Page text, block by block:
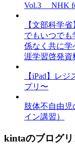
Vol.3 NHK
【文部科学
でもいつで
係なく共に学
涯学習啓発資
【iPad】レ
プリ〜
肢体不自由
イン講習）
kintaのブログリ